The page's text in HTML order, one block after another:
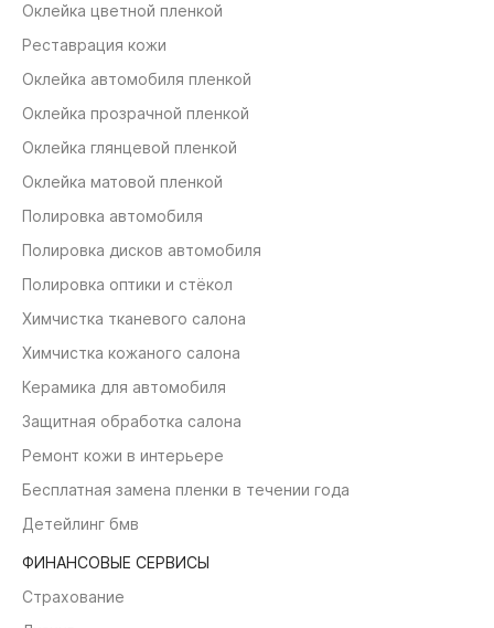
Оклейка цветной пленкой
Реставрация кожи
Оклейка автомобиля пленкой
Оклейка прозрачной пленкой
Оклейка глянцевой пленкой
Оклейка матовой пленкой
Полировка автомобиля
Полировка дисков автомобиля
Полировка оптики и стёкол
Химчистка тканевого салона
Химчистка кожаного салона
Керамика для автомобиля
Защитная обработка салона
Ремонт кожи в интерьере
Бесплатная замена пленки в течении года
Детейлинг бмв
ФИНАНСОВЫЕ СЕРВИСЫ
Страхование